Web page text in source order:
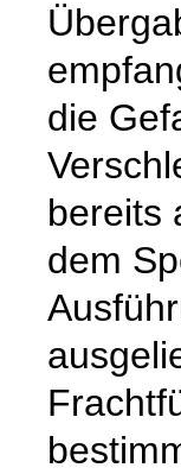
die
bereits
dem